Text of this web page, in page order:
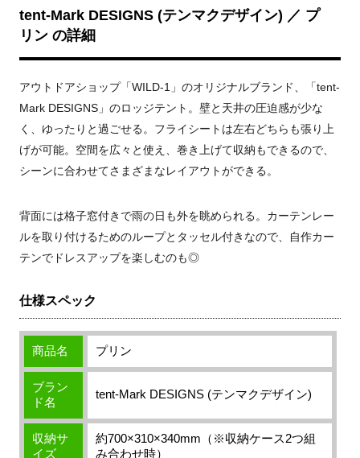
tent-Mark DESIGNS (テンマクデザイン) ／ プ
リン の詳細
アウトドアショップ「WILD-1」のオリジナルブランド、「tent-
Mark DESIGNS」のロッジテント。壁と天井の圧迫感が少な
く、ゆったりと過ごせる。フライシートは左右どちらも張り上
げが可能。空間を広々と使え、巻き上げて収納もできるので、
シーンに合わせてさまざまなレイアウトができる。
背面には格子窓付きで雨の日も外を眺められる。カーテンレー
ルを取り付けるためのループとタッセル付きなので、自作カー
テンでドレスアップを楽しむのも◎
仕様スペック
商品名 プリン
ブラン
ド名
tent-Mark DESIGNS (テンマクデザイン)
収納サ
イズ
約700×310×340mm（※収納ケース2つ組
み合わせ時）